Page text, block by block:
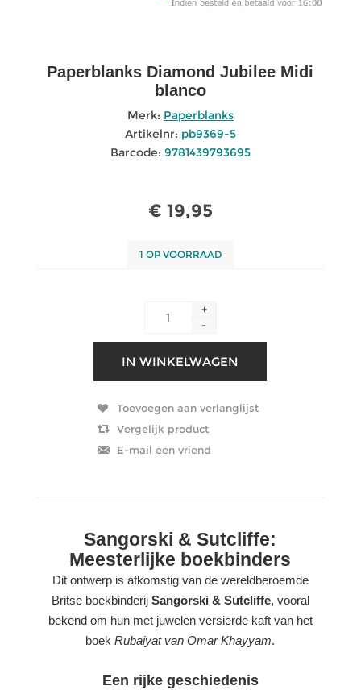
Paperblanks Diamond Jubilee Midi
blanco
Merk: Paperblanks
Artikelnr: pb9369-5
Barcode: 9781439793695
€ 19,95
1 OP VOORRAAD
+
-
Sangorski & Sutcliffe:
Meesterlijke boekbinders
Dit ontwerp is afkomstig van de wereldberoemde
Britse boekbinderij Sangorski & Sutcliffe, vooral
bekend om hun met juwelen versierde kaft van het
boekRubaiyat van Omar Khayyam.
Een rijke geschiedenis